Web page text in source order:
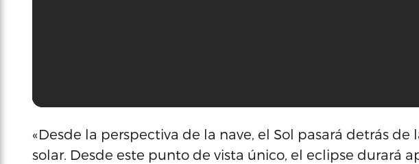
«Desde la perspectiva de la nave, el Sol pasará detrás de
solar. Desde este punto de vista único, el eclipse durará